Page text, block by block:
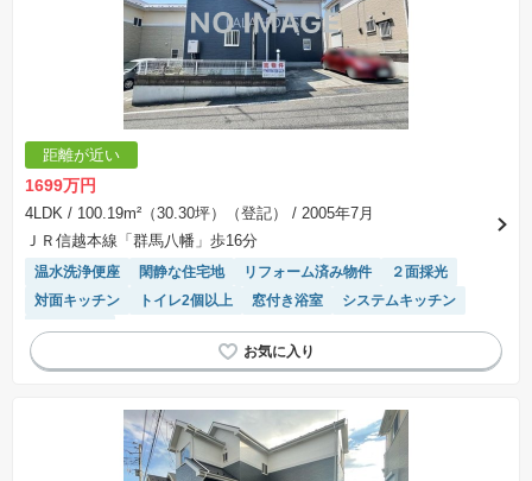
※建築条件付き土地とは、その土地に建築する建物の建築請負契約が、一定期間内に成立する
ことを条件として売買される土地のことをいいます。建築請負契約成立に向けて設計プランを
協議するため、土地購入者が自己の希望する建物の設計協議をするために必要な相当の期間の
交渉期間が設定され、その期間内で希望を満たすプランが実現できたかどうかにより結論を出
します。なお、この期間は概ね3ヶ月程度とされています。納得のいくプランが出来ず、建築請
負契約が成立しない場合、土地売買契約は白紙に戻り、土地契約にかかった代金（土地代金、
手付金など）は名目のいかんに関わらず、全て返却されます。
※課税対象物件の「価格」や「費用等」は消費税込みの「総額表示」で統一しています。
※「本体価格」とは、課税対象物件においては「消費税を除いた建物価格」と「土地価格」の
合計額を指します。
表示されておりません。
※取引にかかる費用：物件の契約手続き、決済、引き渡し時にかかる費用を表示しています。
不動産会社によって表記有無が異なるため、ご自身で十分な確認をしていただくようにお願い
いたします。
場合があります。
距離が近い
1699万円
4LDK / 100.19m²（30.30坪）（登記）
/ 2005年7月
ＪＲ信越本線「群馬八幡」歩16分
温水洗浄便座 閑静な住宅地 リフォーム済み物件
２面採光
対面キッチン
トイレ2個以上 窓付き浴室
システムキッチン
陽当り良好